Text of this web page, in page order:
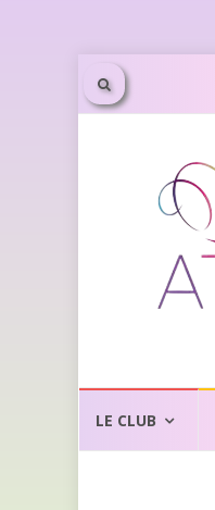
LE CLUB